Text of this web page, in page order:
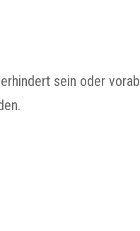
sein oder vorab